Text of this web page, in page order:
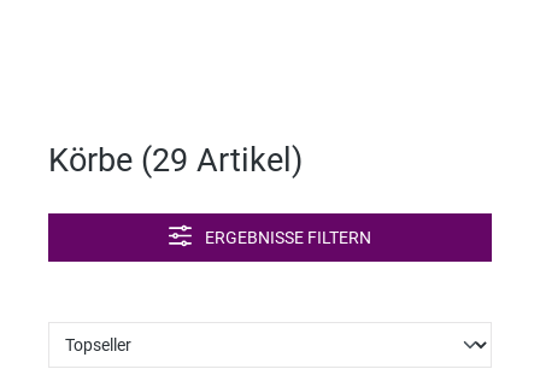
Körbe (29 Artikel )
ERGEBNISSE FILTERN